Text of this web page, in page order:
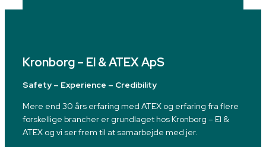
Kronborg – El & ATEX ApS
Safety – Experience – Credibility
Mere end 30 års erfaring med ATEX og erfaring fra flere
forskellige brancher er grundlaget hos Kronborg – El &
ATEX og vi ser frem til at samarbejde med jer.